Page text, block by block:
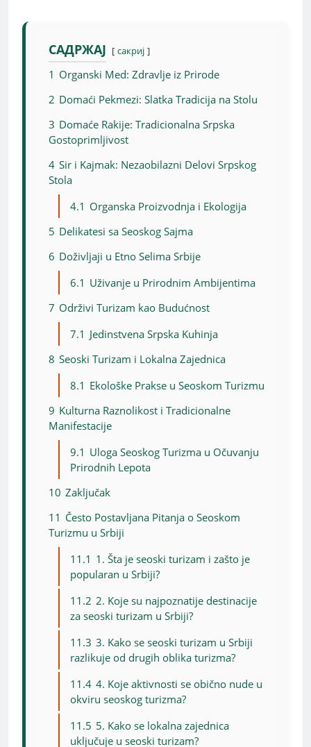
САДРЖАЈ сакриј
1 Organski Med: Zdravlje iz Prirode
2 Domaći Pekmezi: Slatka Tradicija na Stolu
3 Domaće Rakije: Tradicionalna Srpska
Gostoprimljivost
4 Sir i Kajmak: Nezaobilazni Delovi Srpskog
Stola
4.1 Organska Proizvodnja i Ekologija
5 Delikatesi sa Seoskog Sajma
6 Doživljaji u Etno Selima Srbije
6.1 Uživanje u Prirodnim Ambijentima
7 Održivi Turizam kao Budućnost
7.1 Jedinstvena Srpska Kuhinja
8 Seoski Turizam i Lokalna Zajednica
8.1 Ekološke Prakse u Seoskom Turizmu
9 Kulturna Raznolikost i Tradicionalne
Manifestacije
9.1 Uloga Seoskog Turizma u Očuvanju
Prirodnih Lepota
10 Zaključak
11 Često Postavljana Pitanja o Seoskom
Turizmu u Srbiji
11.1 1. Šta je seoski turizam i zašto je
popularan u Srbiji?
11.2 2. Koje su najpoznatije destinacije
za seoski turizam u Srbiji?
11.3 3. Kako se seoski turizam u Srbiji
razlikuje od drugih oblika turizma?
11.4 4. Koje aktivnosti se obično nude u
okviru seoskog turizma?
11.5 5. Kako se lokalna zajednica
uključuje u seoski turizam?